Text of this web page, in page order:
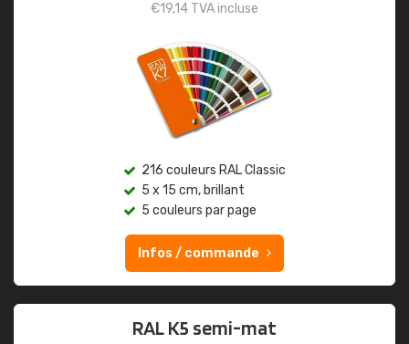
€19,14 TVA incluse
216 couleurs RAL Classic
5 x 15 cm, brillant
5 couleurs par page
Infos / commande
RAL K5 semi-mat